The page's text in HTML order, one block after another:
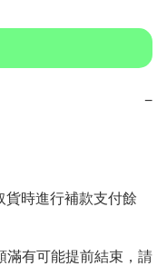
−
時進行補款支付餘
滿有可能提前結束，請